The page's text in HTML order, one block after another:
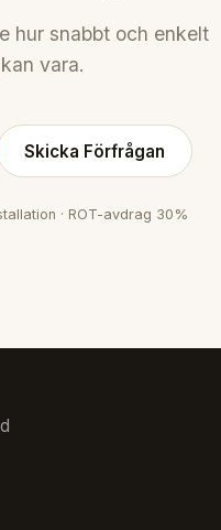
hur snabbt och enkelt
vara.
Skicka Förfrågan
· ROT-avdrag 30%